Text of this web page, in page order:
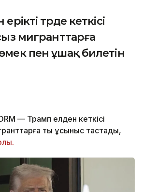
түрде кеткісі
мигранттарға
пен ұшақ билетін
— Трамп елден кеткісі
тың ұсыныс тастады,